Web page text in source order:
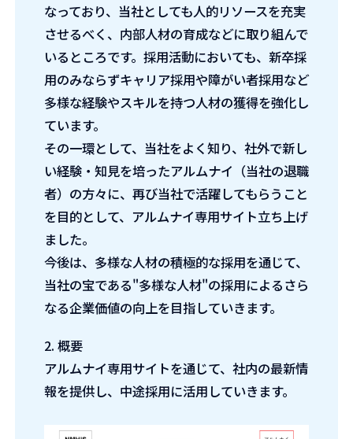
なっており、当社としても人的リソースを充実
させるべく、内部人材の育成などに取り組んで
いるところです。採用活動においても、新卒採
用のみならずキャリア採用や障がい者採用など
多様な経験やスキルを持つ人材の獲得を強化し
ています。
その一環として、当社をよく知り、社外で新し
い経験・知見を培ったアルムナイ（当社の退職
者）の方々に、再び当社で活躍してもらうこと
を目的として、アルムナイ専用サイト立ち上げ
ました。
今後は、多様な人材の積極的な採用を通じて、
当社の宝である"多様な人材"の採用によるさら
なる企業価値の向上を目指していきます。
2. 概要
アルムナイ専用サイトを通じて、社内の最新情
報を提供し、中途採用に活用していきます。